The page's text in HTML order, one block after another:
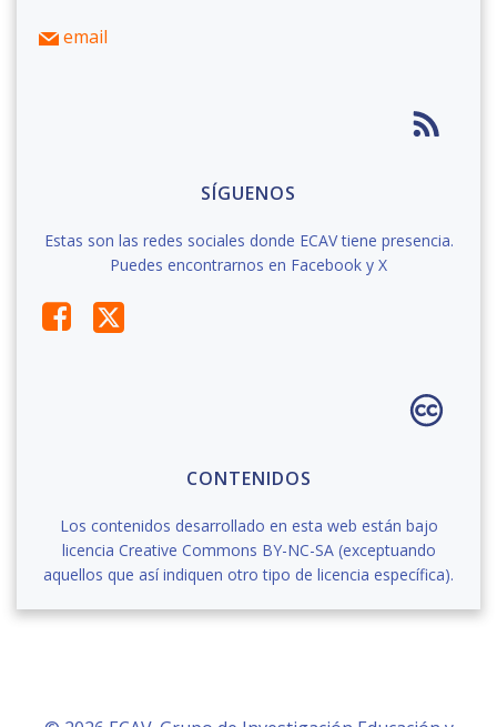
email
SÍGUENOS
Estas son las redes sociales donde ECAV tiene presencia.
Puedes encontrarnos en Facebook y X
CONTENIDOS
Los contenidos desarrollado en esta web están bajo
licencia Creative Commons BY-NC-SA (exceptuando
aquellos que así indiquen otro tipo de licencia específica).